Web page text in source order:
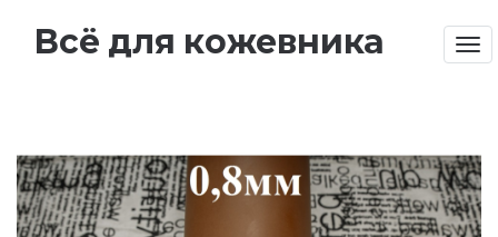
Всё для кожевника